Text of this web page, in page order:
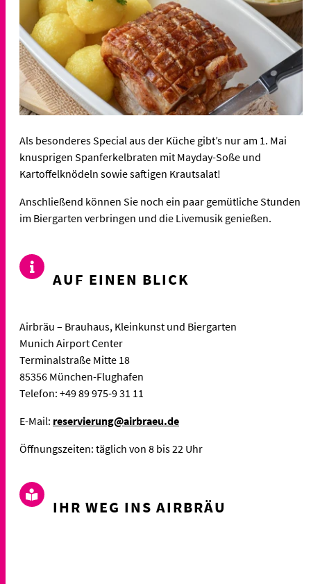
Als besonderes Special aus der Küche gibt’s nur am 1. Mai
knusprigen Spanferkelbraten mit Mayday-Soße und
Kartoffelknödeln sowie saftigen Krautsalat!
Anschließend können Sie noch ein paar gemütliche Stunden
im Biergarten verbringen und die Livemusik genießen.
AUF EINEN BLICK
Airbräu – Brauhaus, Kleinkunst und Biergarten
Munich Airport Center
Terminalstraße Mitte 18
85356 München-Flughafen
Telefon: +49 89 975-9 31 11
E-Mail: reservierung@airbraeu.de
Öffnungszeiten: täglich von 8 bis 22 Uhr
IHR WEG INS AIRBRÄU